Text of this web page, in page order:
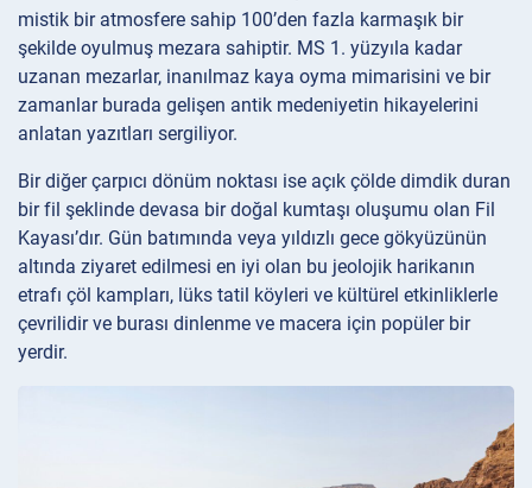
mistik bir atmosfere sahip 100’den fazla karmaşık bir
şekilde oyulmuş mezara sahiptir. MS 1. yüzyıla kadar
uzanan mezarlar, inanılmaz kaya oyma mimarisini ve bir
zamanlar burada gelişen antik medeniyetin hikayelerini
anlatan yazıtları sergiliyor.
Bir diğer çarpıcı dönüm noktası ise açık çölde dimdik duran
bir fil şeklinde devasa bir doğal kumtaşı oluşumu olan Fil
Kayası’dır. Gün batımında veya yıldızlı gece gökyüzünün
altında ziyaret edilmesi en iyi olan bu jeolojik harikanın
etrafı çöl kampları, lüks tatil köyleri ve kültürel etkinliklerle
çevrilidir ve burası dinlenme ve macera için popüler bir
yerdir.